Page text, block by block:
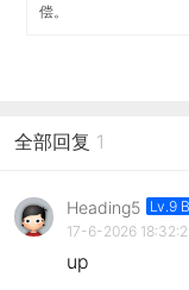
偿。
全部回复 1
Heading5 Lv.9
17-6-2026
up